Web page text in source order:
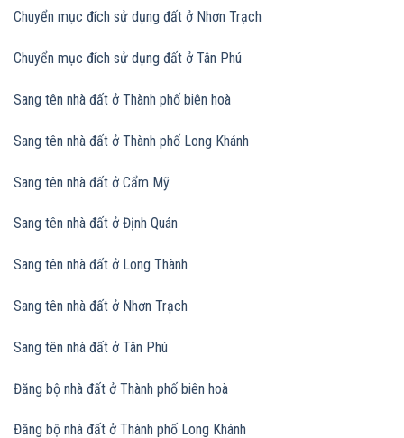
Chuyển mục đích sử dụng đất ở Nhơn Trạch
Chuyển mục đích sử dụng đất ở Tân Phú
Sang tên nhà đất ở Thành phố biên hoà
Sang tên nhà đất ở Thành phố Long Khánh
Sang tên nhà đất ở Cẩm Mỹ
Sang tên nhà đất ở Định Quán
Sang tên nhà đất ở Long Thành
Sang tên nhà đất ở Nhơn Trạch
Sang tên nhà đất ở Tân Phú
Đăng bộ nhà đất ở Thành phố biên hoà
Đăng bộ nhà đất ở Thành phố Long Khánh